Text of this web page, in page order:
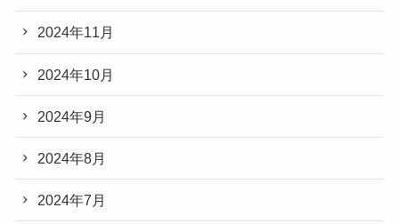
2024年11月
2024年10月
2024年9月
2024年8月
2024年7月